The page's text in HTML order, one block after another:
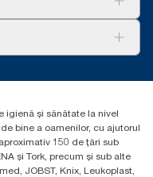
Hygiene
igienă și sănătate la nivel
bine a oamenilor, cu ajutorul
150 de țări sub
și Tork, precum și sub alte
JOBST, Knix, Leukoplast,